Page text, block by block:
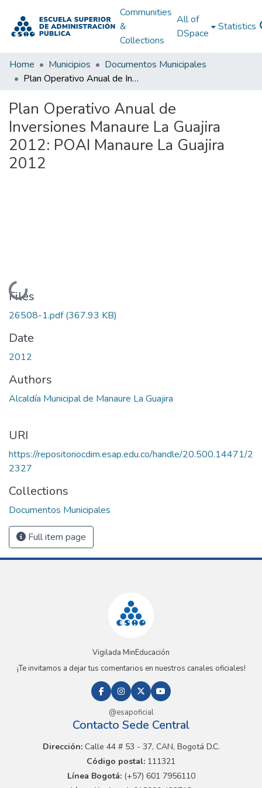
Communities
&
Collections
All of
DSpace
Statistics
Home Municipios
Documentos Municipales
Plan Operativo Anual de Inversiones Manaure La Guajira 2012: POAI Manaure La Guajira 2012
Plan Operativo Anual de
Inversiones Manaure La Guajira
2012: POAI Manaure La Guajira
2012
Loading...
Files
26508-1.pdf(367.93 KB)
Date
2012
Authors
Alcaldía Municipal de Manaure La Guajira
URI
https://repositoriocdim.esap.edu.co/handle/20.500.14471/2
2327
Collections
Documentos Municipales
Full item page
Vigilada MinEducación
¡Te invitamos a dejar tus comentarios en nuestros canales oficiales!
@esapoficial
Contacto Sede Central
Dirección:Calle 44 # 53 - 37, CAN, Bogotá D.C.
Código postal: 111321
Línea Bogotá:(+57) 601 7956110